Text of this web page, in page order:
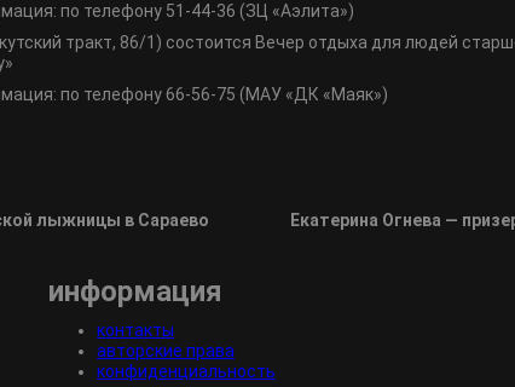
по телефону 51-44-36 (ЗЦ «Аэлита»)
тракт, 86/1) состоится Вечер отдыха для людей
по телефону 66-56-75 (МАУ «ДК «Маяк»)
лыжницы в Сараево
Екатерина Огнева —
информация
контакты
авторские права
конфиденциальность